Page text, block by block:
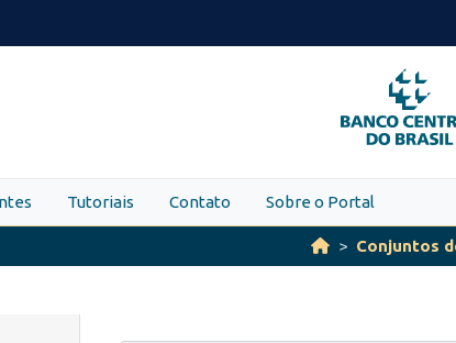
PARA
O
Tutoriais Contato Sobre o Portal
Conjuntos